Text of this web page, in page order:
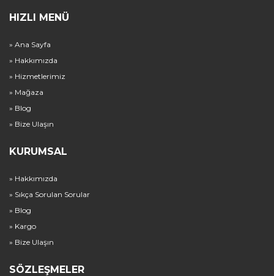
HIZLI MENÜ
» Ana Sayfa
» Hakkımızda
» Hizmetlerimiz
» Mağaza
» Blog
» Bize Ulaşın
KURUMSAL
» Hakkımızda
» Sıkça Sorulan Sorular
» Blog
» Kargo
» Bize Ulaşın
SÖZLEŞMELER